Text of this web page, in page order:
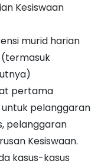
Kesiswaan
murid harian
(termasuk
pertama
untuk pelanggaran
pelanggaran
Kesiswaan.
kasus-kasus